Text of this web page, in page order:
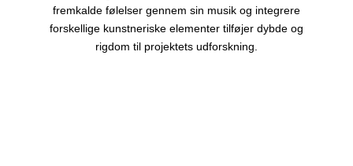
fremkalde følelser gennem sin musik og integrere
forskellige kunstneriske elementer tilføjer dybde og
rigdom til projektets udforskning.